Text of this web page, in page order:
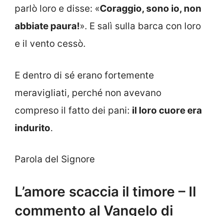
parlò loro e disse: «Coraggio, sono io, non
abbiate paura!». E salì sulla barca con loro
e il vento cessò.
E dentro di sé erano fortemente
meravigliati, perché non avevano
compreso il fatto dei pani: il loro cuore era
indurito.
Parola del Signore
L’amore scaccia il timore – Il
commento al Vangelo di